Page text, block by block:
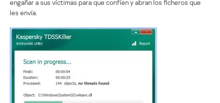
engañar a sus víctimas para que confíen y abran los ficheros que
les envía.